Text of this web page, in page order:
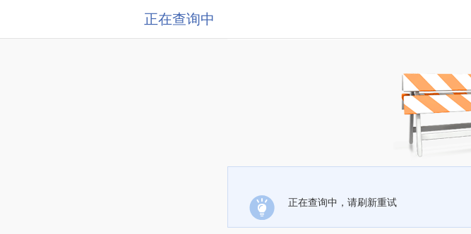
正在查询中
正在查询中，请刷新重试